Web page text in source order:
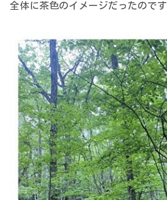
全体に茶色のイメージだったのです